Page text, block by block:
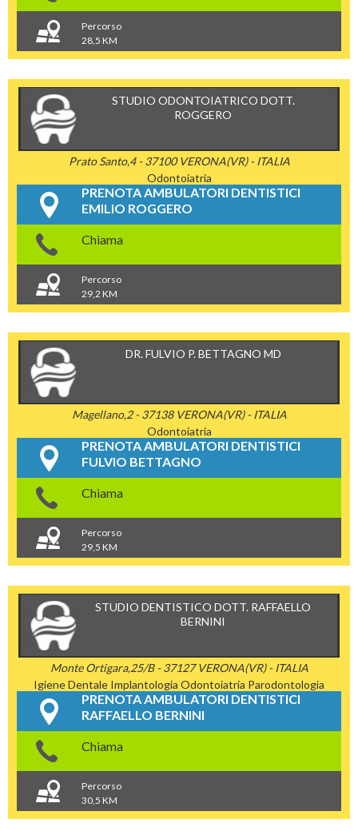
Percorso
28,5 KM
STUDIO ODONTOIATRICO DOTT.
ROGGERO
Prato Santo,4 - 37100 VERONA(VR) - ITALIA
Odontoiatria
PRENOTA AMBULATORI DENTISTICI
EMILIO ROGGERO
Chiama
Percorso
29,2 KM
DR. FULVIO P. BETTAGNO MD
Magellano,2 - 37138 VERONA(VR) - ITALIA
Odontoiatria
PRENOTA AMBULATORI DENTISTICI
FULVIO BETTAGNO
Chiama
Percorso
29,5 KM
STUDIO DENTISTICO DOTT. RAFFAELLO
BERNINI
Monte Ortigara,25/B - 37127 VERONA(VR) - ITALIA
Igiene Dentale Implantologia Odontoiatria Parodontologia
PRENOTA AMBULATORI DENTISTICI
RAFFAELLO BERNINI
Chiama
Percorso
30,5 KM